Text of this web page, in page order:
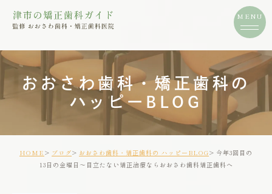
おおさわ歯科・矯正歯科の
ハッピーBLOG
HOME ブログ おおさわ歯科・矯正歯科の ハッピーBLOG
今年3回目の
13日の金曜日～目立たない矯正治療ならおおさわ歯科矯正歯科へ